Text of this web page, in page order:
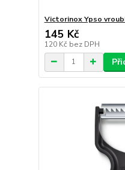
Victorinox Ypso
145 Kč
120 Kč bez DPH